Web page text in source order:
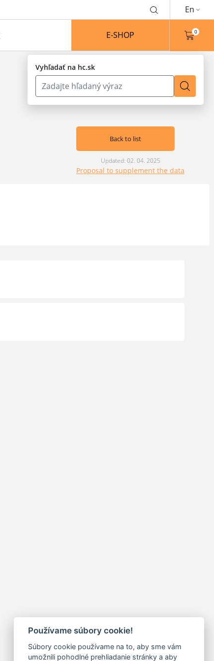
Vyhľadať na hc.sk
En
E-SHOP 0
Back to list
Updated: 02. 04. 2025
Proposal to supplement the data
Používame súbory cookie!
Súbory cookie používame na to, aby sme vám
umožnili pohodlné prehliadanie stránky a aby